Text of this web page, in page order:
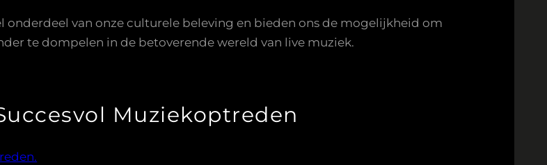
onderdeel van onze culturele beleving en bieden ons de mogelijkheid om
te dompelen in de betoverende wereld van live muziek.
Muziekoptreden